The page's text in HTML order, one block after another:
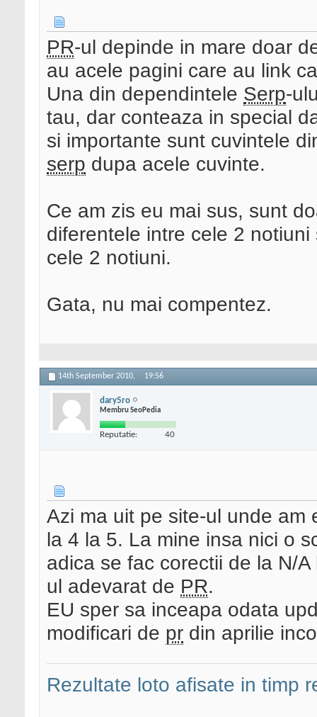
PR-ul depinde in mare doar
au acele pagini care au link
Una din dependintele Serp-
tau, dar conteaza in special
si importante sunt cuvintele
serp dupa acele cuvinte.
Ce am zis eu mai sus, sunt
diferentele intre cele 2
cele 2 notiuni.
Gata, nu mai compentez.
14th September 2010, 19:56
dary5ro
Membru SeoPedia
Reputatie: 40
Azi ma uit pe site-ul unde
la 4 la 5. La mine insa nici o
adica se fac corectii de la N/
ul adevarat de PR.
EU sper sa inceapa odata
modificari de pr din aprilie
Rezultate loto afisate in timp